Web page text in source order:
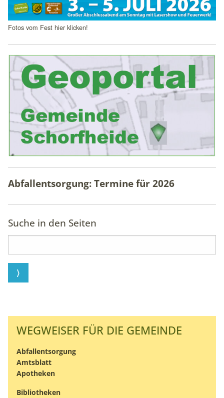
Fotos vom Fest hier klicken!
Abfallentsorgung: Termine für2026
Suche in den Seiten
WEGWEISER FÜR DIE GEMEINDE
Abfallentsorgung
Amtsblatt
Apotheken
Bibliotheken